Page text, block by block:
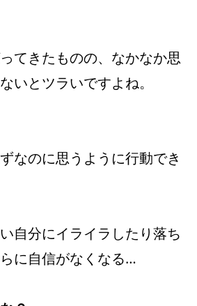
てきたものの、なかなか思
いとツラいですよね。
なのに思うように行動でき
自分にイライラしたり落ち
に自信がなくなる…